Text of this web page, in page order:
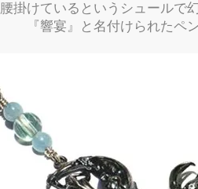
腰掛けているというシュールで
『響宴』と名付けられたペ